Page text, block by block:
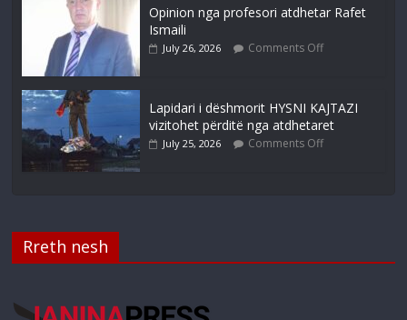
Opinion nga profesori atdhetar Rafet
Ismaili
July 26, 2026 Comments Off
Lapidari i dëshmorit HYSNI KAJTAZI
vizitohet përditë nga atdhetaret
July 25, 2026 Comments Off
Rreth nesh